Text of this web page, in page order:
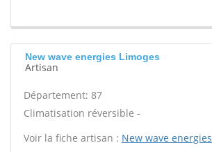
New wave energies Limoges
Artisan
Département: 87
Climatisation réversible -
Voir la fiche artisan : New wave energies